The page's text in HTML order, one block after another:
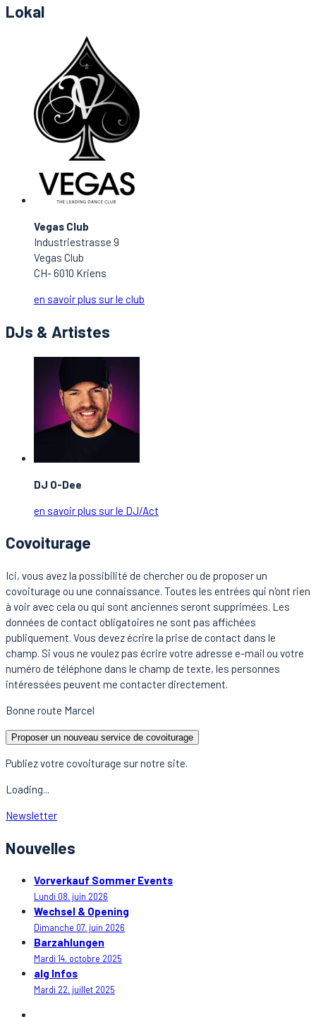
Lokal
Vegas Club
Industriestrasse 9
Vegas Club
CH- 6010 Kriens
en savoir plus sur le club
DJs & Artistes
DJ O-Dee
en savoir plus sur le DJ/Act
Covoiturage
Ici, vous avez la possibilité de chercher ou de proposer un
covoiturage ou une connaissance. Toutes les entrées qui n'ont rien
à voir avec cela ou qui sont anciennes seront supprimées. Les
données de contact obligatoires ne sont pas affichées
publiquement. Vous devez écrire la prise de contact dans le
champ. Si vous ne voulez pas écrire votre adresse e-mail ou votre
numéro de téléphone dans le champ de texte, les personnes
intéressées peuvent me contacter directement.
Bonne route Marcel
Proposer un nouveau service de covoiturage
Publiez votre covoiturage sur notre site.
Loading...
Newsletter
Nouvelles
Vorverkauf Sommer Events
Lundi 08. juin 2026
Wechsel & Opening
Dimanche 07. juin 2026
Barzahlungen
Mardi 14. octobre 2025
alg Infos
Mardi 22. juillet 2025